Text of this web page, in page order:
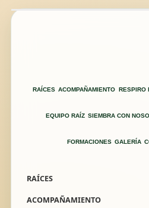
RAÍCES ACOMPAÑAMIENTO RESPIRO
EQUIPO RAÍZ SIEMBRA CON
FORMACIONES GALERÍA
RAÍCES
ACOMPAÑAMIENTO